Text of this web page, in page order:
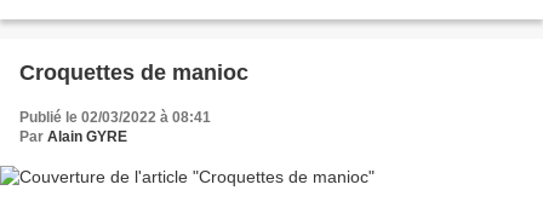
Croquettes de manioc
Publié le 02/03/2022 à 08:41
Par Alain GYRE